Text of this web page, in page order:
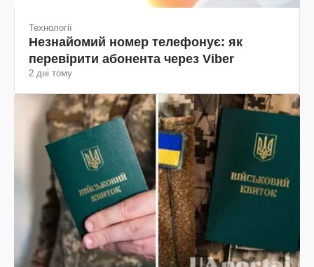
Технології
Незнайомий номер телефонує: як
перевірити абонента через Viber
2 дні тому